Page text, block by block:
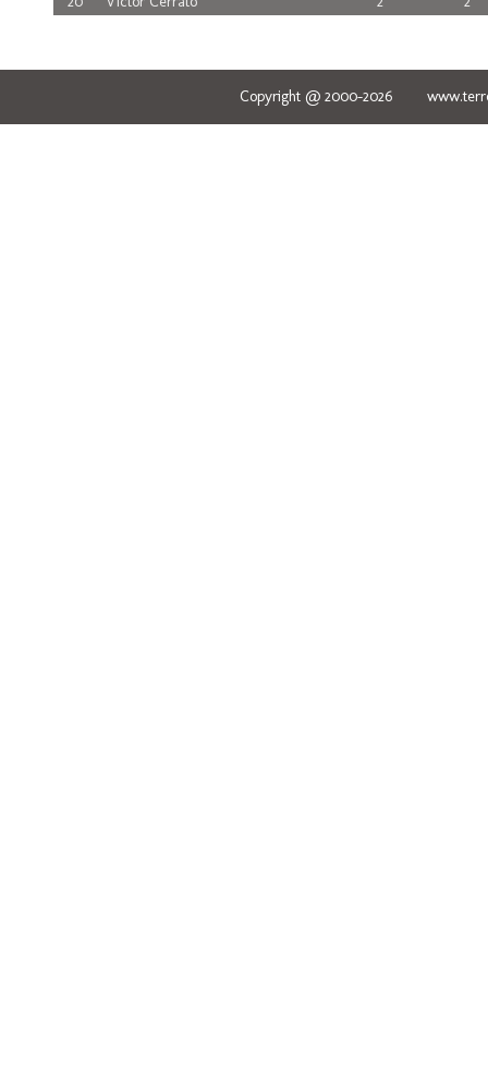
Copyright @ 2000-2026